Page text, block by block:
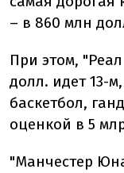
– в 860 млн
При этом,
долл. идет 13-
баскетбол,
оценкой в ​​5
"Манчестер